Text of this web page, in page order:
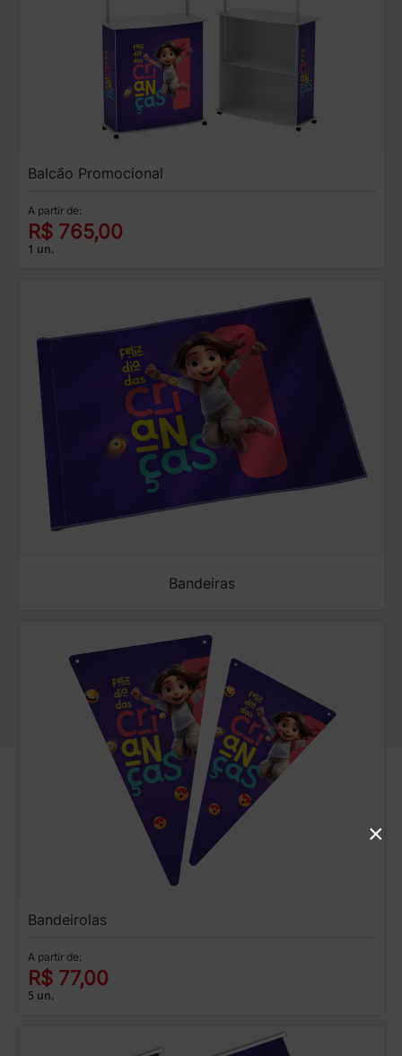
Balcão Promocional
A partir de:
R$ 765,00
1 un.
Bandeiras
Bandeirolas
A partir de:
R$ 77,00
5 un.
×